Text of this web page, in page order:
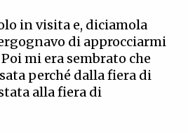
in visita e, diciamola
di approcciarmi
mi era sembrato che
perché dalla fiera di
alla fiera di